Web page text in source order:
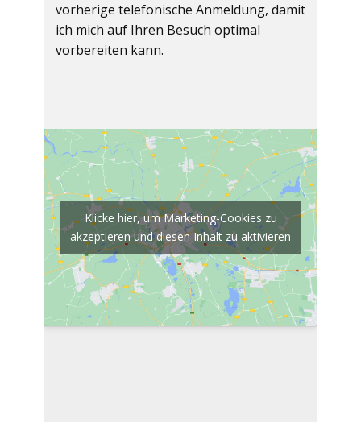
vorherige telefonische Anmeldung, damit
ich mich auf Ihren Besuch optimal
vorbereiten kann.
Klicke hier, um Marketing-Cookies zu
akzeptieren und diesen Inhalt zu aktivieren